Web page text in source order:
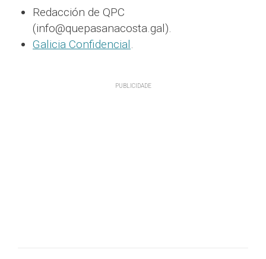
Redacción de QPC
(info@quepasanacosta.gal).
Galicia Confidencial.